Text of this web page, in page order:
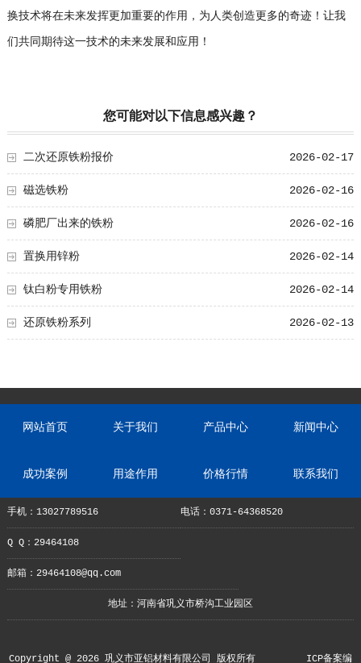
换技术将在未来发挥更加重要的作用，为人类创造更多的奇迹！让我
们共同期待这一技术的未来发展和应用！
您可能对以下信息感兴趣？
2026-02-17
二次还原铁粉报价
2026-02-16
磁选铁粉
2026-02-16
磷肥厂出来的铁粉
2026-02-14
置换用锌粉
2026-02-14
钛白粉专用铁粉
2026-02-13
还原铁粉系列
网站首页 关于我们 产品中心 新闻中心
成功案例 用途作用 价格行情 联系我们
手机：13027789516 电话：0371-64368520
Q Q：29464108
邮箱：29464108@qq.com
地址：河南省巩义市桥沟工业园区
Copyright @ 2026 巩义市亚铝材料有限公司 版权所有 ICP备案编